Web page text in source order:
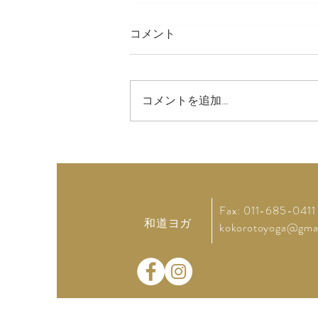
LINE スタンプ
コメント
コメントを追加…
和道ヨガ
Fax: 011-685-0411